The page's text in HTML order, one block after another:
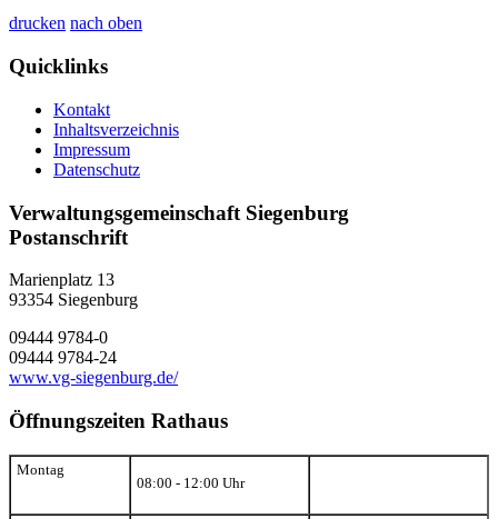
drucken nach oben
Quicklinks
Kontakt
Inhaltsverzeichnis
Impressum
Datenschutz
Verwaltungsgemeinschaft Siegenburg
Postanschrift
Marienplatz 13
93354 Siegenburg
09444 9784-0
09444 9784-24
www.vg-siegenburg.de/
Öffnungszeiten Rathaus
Montag
08:00 - 12:00 Uhr